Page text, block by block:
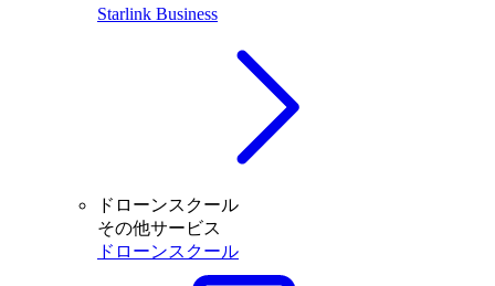
Starlink Business
ドローンスクール
その他サービス
ドローンスクール